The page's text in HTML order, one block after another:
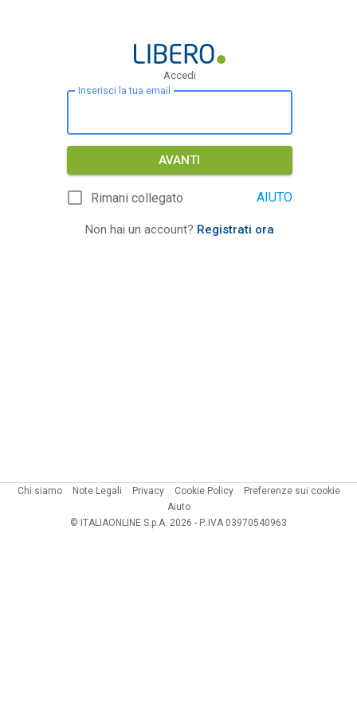
Accedi
Inserisci la tua email
AVANTI
Rimani collegato AIUTO
Non hai un account? Registrati ora
Chi siamo Note Legali Privacy Cookie Policy
Preferenze sui cookie
Aiuto
© ITALIAONLINE S.p.A. 2026 - P. IVA 03970540963